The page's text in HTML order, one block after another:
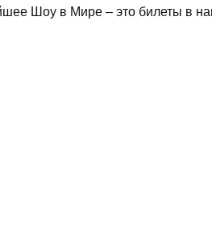
Шоу в Мире – это билеты в